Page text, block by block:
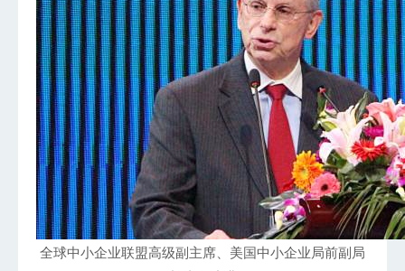
全球中小企业联盟高级副主席、美国中小企业局前副局